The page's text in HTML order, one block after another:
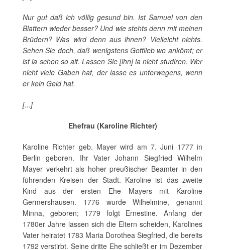
Nur gut daß ich völlig gesund bin. Ist Samuel von den
Blattern wieder besser? Und wie stehts denn mit meinen
Brüdern? Was wird denn aus ihnen? Vielleicht nichts.
Sehen Sie doch, daß wenigstens Gottlieb wo ankömt; er
ist ia schon so alt. Lassen Sie [ihn] ia nicht studiren. Wer
nicht viele Gaben hat, der lasse es unterwegens, wenn
er kein Geld hat.
[...]
Ehefrau (Karoline Richter)
Karoline Richter geb. Mayer wird am 7. Juni 1777 in
Berlin geboren. Ihr Vater Johann Siegfried Wilhelm
Mayer verkehrt als hoher preußischer Beamter in den
führenden Kreisen der Stadt. Karoline ist das zweite
Kind aus der ersten Ehe Mayers mit Karoline
Germershausen. 1776 wurde Wilhelmine, genannt
Minna, geboren; 1779 folgt Ernestine. Anfang der
1780er Jahre lassen sich die Eltern scheiden, Karolines
Vater heiratet 1783 Maria Dorothea Siegfried, die bereits
1792 verstirbt. Seine dritte Ehe schließt er im Dezember